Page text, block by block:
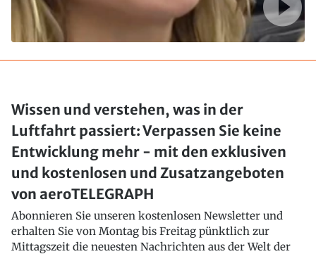
Wissen und verstehen, was in der
Luftfahrt passiert: Verpassen Sie keine
Entwicklung mehr - mit den exklusiven
und kostenlosen und Zusatzangeboten
von aeroTELEGRAPH
Abonnieren Sie unseren kostenlosen Newsletter und
erhalten Sie von Montag bis Freitag pünktlich zur
Mittagszeit die neuesten Nachrichten aus der Welt der